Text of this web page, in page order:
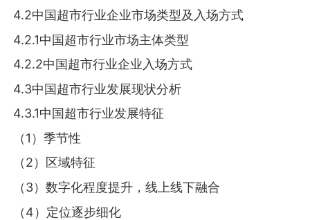
4.2中国超市行业企业市场类型及入场方式
4.2.1中国超市行业市场主体类型
4.2.2中国超市行业企业入场方式
4.3中国超市行业发展现状分析
4.3.1中国超市行业发展特征
（1）季节性
（2）区域特征
（3）数字化程度提升，线上线下融合
（4）定位逐步细化